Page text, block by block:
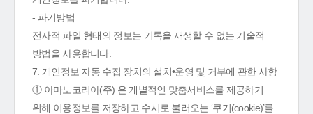
- 파기방법
전자적 파일 형태의 정보는 기록을 재생할 수 없는 기술적
방법을 사용합니다.
7. 개인정보 자동 수집 장치의 설치•운영 및 거부에 관한 사항
① 아마노코리아(주) 은 개별적인 맞춤서비스를 제공하기
위해 이용정보를 저장하고 수시로 불러오는 ‘쿠기(cookie)’를